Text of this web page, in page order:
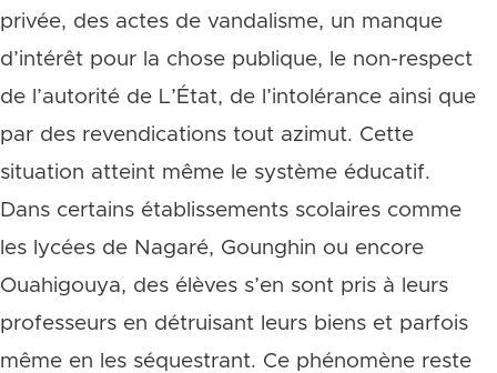
privée, des actes de vandalisme, un manque
d’intérêt pour la chose publique, le non-respect
de l’autorité de L’État, de l’intolérance ainsi que
par des revendications tout azimut. Cette
situation atteint même le système éducatif.
Dans certains établissements scolaires comme
les lycées de Nagaré, Gounghin ou encore
Ouahigouya, des élèves s’en sont pris à leurs
professeurs en détruisant leurs biens et parfois
même en les séquestrant. Ce phénomène reste